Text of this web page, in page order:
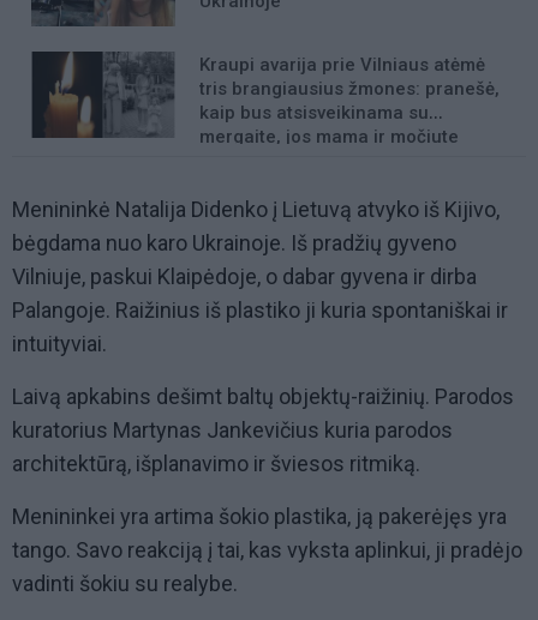
Kraupi avarija prie Vilniaus atėmė
tris brangiausius žmones: pranešė,
kaip bus atsisveikinama su
mergaite, jos mama ir močiute
Menininkė Natalija Didenko į Lietuvą atvyko iš Kijivo,
bėgdama nuo karo Ukrainoje. Iš pradžių gyveno
Vilniuje, paskui Klaipėdoje, o dabar gyvena ir dirba
Palangoje. Raižinius iš plastiko ji kuria spontaniškai ir
intuityviai.
Laivą apkabins dešimt baltų objektų-raižinių. Parodos
kuratorius Martynas Jankevičius kuria parodos
architektūrą, išplanavimo ir šviesos ritmiką.
Menininkei yra artima šokio plastika, ją pakerėjęs yra
tango. Savo reakciją į tai, kas vyksta aplinkui, ji pradėjo
vadinti šokiu su realybe.